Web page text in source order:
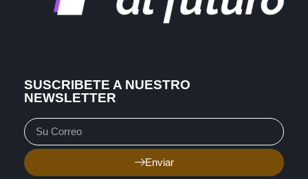
SUSCRIBETE A NUESTRO
NEWSLETTER
Enviar